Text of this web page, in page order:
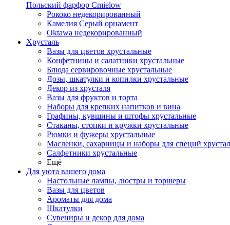
Польский фарфор Сmielow
Рококо недекорированный
Камелия Серый орнамент
Oktawa недекорированный
Хрусталь
Вазы для цветов хрустальные
Конфетницы и салатники хрустальные
Блюда сервировочные хрустальные
Дозы, шкатулки и копилки хрустальные
Декор из хрусталя
Вазы для фруктов и торта
Наборы для крепких напитков и вина
Графины, кувшины и штофы хрустальные
Стаканы, стопки и кружки хрустальные
Рюмки и фужеры хрустальные
Масленки, сахарницы и наборы для специй
Салфетники хрустальные
Ещё
Для уюта вашего дома
Настольные лампы, люстры и торшеры
Вазы для цветов
Ароматы для дома
Шкатулки
Сувениры и декор для дома